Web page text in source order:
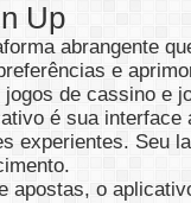
Up
abrangente
e
de cassino e
é sua
experientes. Seu
apostas, o